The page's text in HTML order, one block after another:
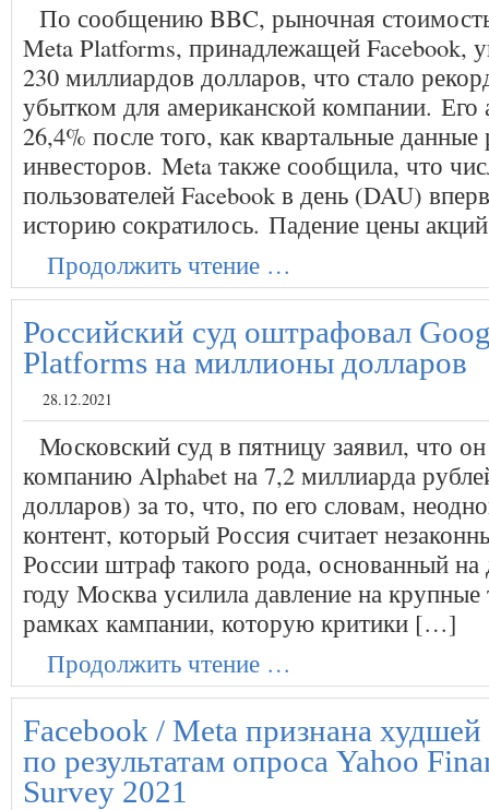
По сообщению BBC, рыночная
Meta Platforms, принадлежащей Facebook,
230 миллиардов долларов, что стало
убытком для американской компании. Его
26,4% после того, как квартальные данные
инвесторов. Meta также сообщила, что
пользователей Facebook в день (DAU)
историю сократилось. Падение цены
Продолжить чтение …
Российский суд оштрафовал
Platforms на миллионы долларов
28.12.2021
Московский суд в пятницу заявил, что
компанию Alphabet на 7,2 миллиарда
долларов) за то, что, по его словам,
контент, который Россия считает
России штраф такого рода, основанный
году Москва усилила давление на крупные
рамках кампании, которую критики […]
Продолжить чтение …
Facebook / Meta признана
по результатам опроса Yahoo
Survey 2021